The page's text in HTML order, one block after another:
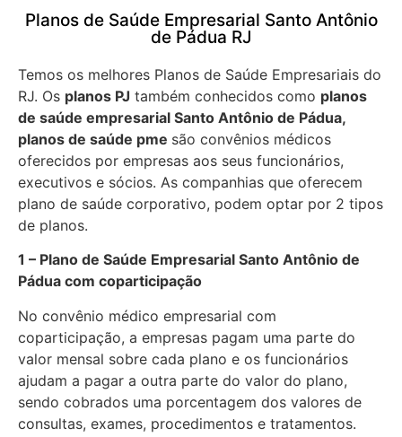
Planos de Saúde Empresarial Santo Antônio
de Pádua RJ
Temos os melhores Planos de Saúde Empresariais do
RJ. Os planos PJ também conhecidos como planos
de saúde empresarial Santo Antônio de Pádua,
planos de saúde pme são convênios médicos
oferecidos por empresas aos seus funcionários,
executivos e sócios. As companhias que oferecem
plano de saúde corporativo, podem optar por 2 tipos
de planos.
1 – Plano de Saúde Empresarial Santo Antônio de
Pádua com coparticipação
No convênio médico empresarial com
coparticipação, a empresas pagam uma parte do
valor mensal sobre cada plano e os funcionários
ajudam a pagar a outra parte do valor do plano,
sendo cobrados uma porcentagem dos valores de
consultas, exames, procedimentos e tratamentos.